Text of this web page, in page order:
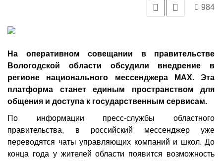
984
На оперативном совещании в правительстве
Вологодской области обсудили внедрение в
регионе национального мессенджера MAX. Эта
платформа станет единым пространством для
общения и доступа к государственным сервисам.
По информации пресс-службы областного
правительства, в российский мессенджер уже
переводятся чаты управляющих компаний и школ. До
конца года у жителей области появится возможность